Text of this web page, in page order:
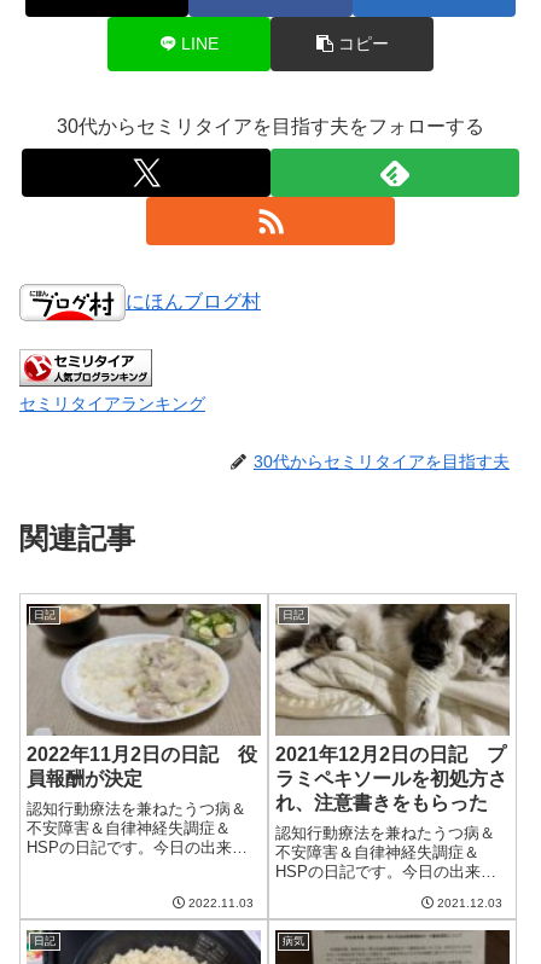
LINE コピー
30代からセミリタイアを目指す夫をフォローする
にほんブログ村
セミリタイアランキング
30代からセミリタイアを目指す夫
関連記事
日記
2022年11月2日の日記 役
員報酬が決定
認知行動療法を兼ねたうつ病＆
不安障害＆自律神経失調症＆
HSPの日記です。今日の出来事
だった。明日はむしろ暑くなる
らしい…気候の変化で調子を崩
さないと良いのだけど。午前中
2022.11.03
日記
2021年12月2日の日記 プ
ラミペキソールを初処方さ
れ、注意書きをもらった
認知行動療法を兼ねたうつ病＆
不安障害＆自律神経失調症＆
HSPの日記です。今日の出来事
い天気。ただ、やはり寒くなっ
た。まだ庭のパンジーやビオラ
が元気がないのだけど、寒さと
2021.12.03
日記 病気